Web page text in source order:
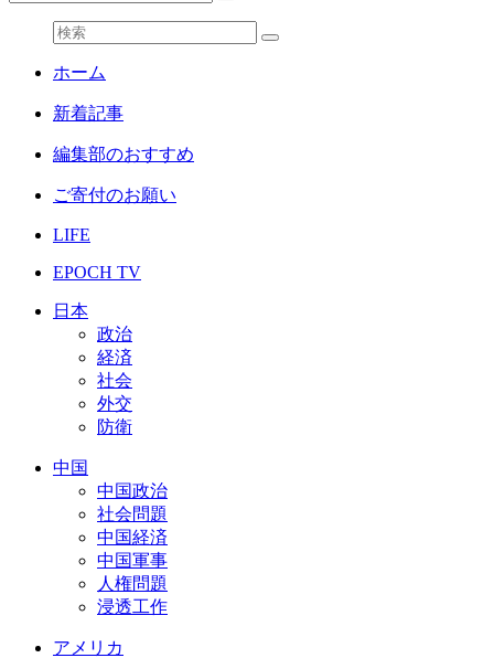
ホーム
新着記事
編集部のおすすめ
ご寄付のお願い
LIFE
EPOCH TV
日本
政治
経済
社会
外交
防衛
中国
中国政治
社会問題
中国経済
中国軍事
人権問題
浸透工作
アメリカ